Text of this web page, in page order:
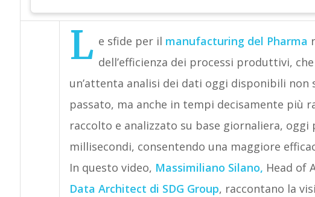
L e sfide per il manufacturing del Pharma
dell’efficienza dei processi produttivi,
un’attenta analisi dei dati oggi disponibili
passato, ma anche in tempi decisamente più
raccolto e analizzato su base giornaliera, oggi
millisecondi, consentendo una maggiore
In questo video, Massimiliano Silano, Head of
Data Architect di SDG Group, raccontano la